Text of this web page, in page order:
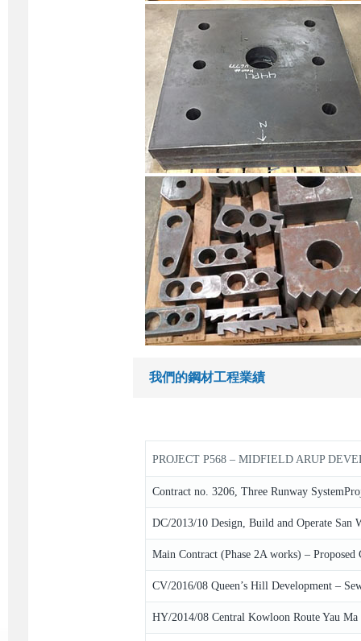
我們的鋼材工程業績
PROJECT P568 – MIDFIELD ARUP
Contract no. 3206, Three Runway
DC/2013/10 Design, Build and Operate San
Main Contract (Phase 2A works) –
CV/2016/08 Queen’s Hill Development –
HY/2014/08 Central Kowloon Route Yau Ma